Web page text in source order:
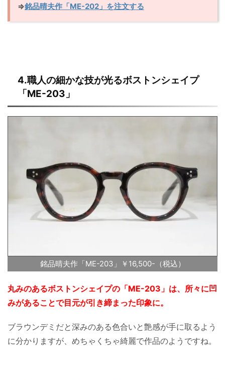
⇒銘品晴夫作「ME-202」を注文する
4.職人の細かな技が光るボストンシェイプ
「ME-203」
銘品晴夫作「ME-203」￥16,500-（税込）
丸みのあるボストンシェイプの「ME-203」は、所々に凹
みがあることで目元が引き締まった印象に。
ブラウンデミだと深みのある色合いと艶感が手に取るよう
に分かりますが、めちゃくちゃ綺麗で作品のようですね。